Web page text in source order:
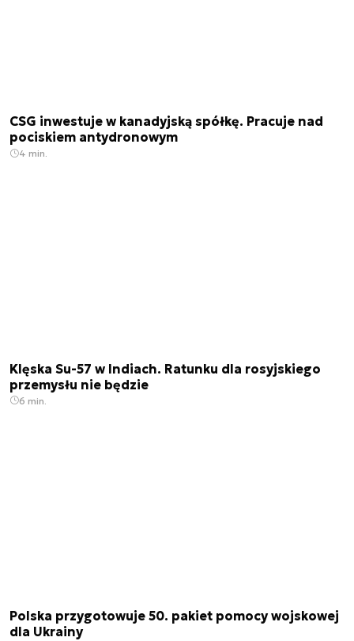
CSG inwestuje w kanadyjską spółkę. Pracuje nad
pociskiem antydronowym
4 min.
Klęska Su-57 w Indiach. Ratunku dla rosyjskiego
przemysłu nie będzie
6 min.
Polska przygotowuje 50. pakiet pomocy wojskowej
dla Ukrainy